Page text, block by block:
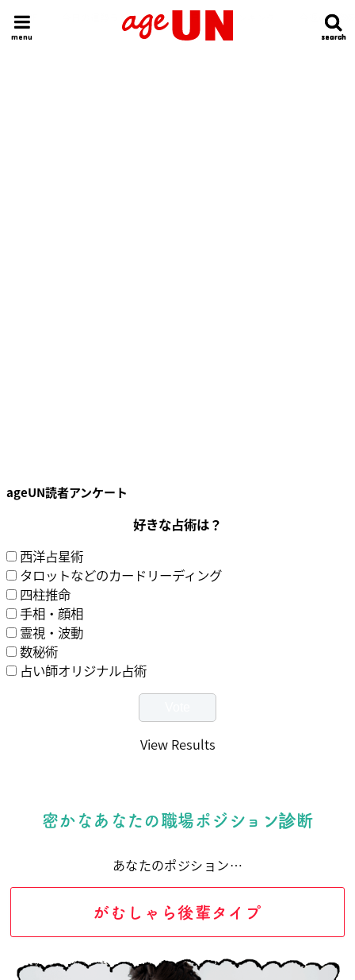
search
search
menu
HOME 今日の運勢ランキング 明日の運勢ランキング 今週の運勢
ageUN読者アンケート
好きな占術は？
西洋占星術
タロットなどのカードリーディング
四柱推命
手相・顔相
霊視・波動
数秘術
占い師オリジナル占術
View Results
密かなあなたの職場ポジション診断
あなたのポジション…
がむしゃら後輩タイプ